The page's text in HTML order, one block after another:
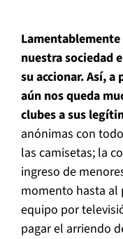
nuestra sociedad
su accionar. Así,
aún nos queda
clubes a sus
anónimas con
las camisetas; la
ingreso de
momento hasta al
equipo por
pagar el arriendo